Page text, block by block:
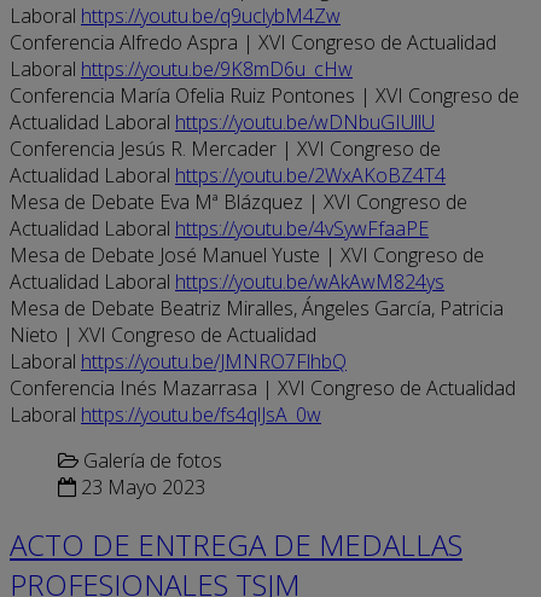
Laboral https://youtu.be/q9uclybM4Zw
Conferencia Alfredo Aspra | XVI Congreso de Actualidad
Laboral https://youtu.be/9K8mD6u_cHw
Conferencia María Ofelia Ruiz Pontones | XVI Congreso de
Actualidad Laboral https://youtu.be/wDNbuGIUllU
Conferencia Jesús R. Mercader | XVI Congreso de
Actualidad Laboral https://youtu.be/2WxAKoBZ4T4
Mesa de Debate Eva Mª Blázquez | XVI Congreso de
Actualidad Laboral https://youtu.be/4vSywFfaaPE
Mesa de Debate José Manuel Yuste | XVI Congreso de
Actualidad Laboral https://youtu.be/wAkAwM824ys
Mesa de Debate Beatriz Miralles, Ángeles García, Patricia
Nieto | XVI Congreso de Actualidad
Laboral https://youtu.be/JMNRO7FlhbQ
Conferencia Inés Mazarrasa | XVI Congreso de Actualidad
Laboral https://youtu.be/fs4qlJsA_0w
Galería de fotos
23 Mayo 2023
ACTO DE ENTREGA DE MEDALLAS
PROFESIONALES TSJM